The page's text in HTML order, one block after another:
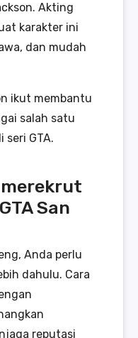
Akting
karakter ini
dan mudah
ikut membantu
salah satu
seri GTA.
San
Anda perlu
dahulu. Cara
reputasi